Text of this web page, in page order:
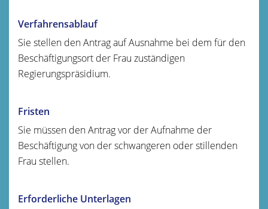
Verfahrensablauf
Sie stellen den Antrag auf Ausnahme bei dem für den
Beschäftigungsort der Frau zuständigen
Regierungspräsidium.
Fristen
Sie müssen den Antrag vor der Aufnahme der
Beschäftigung von der schwangeren oder stillenden
Frau stellen.
Erforderliche Unterlagen